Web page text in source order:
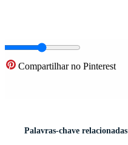
Compartilhar no Pinterest
Palavras-chave relacionadas